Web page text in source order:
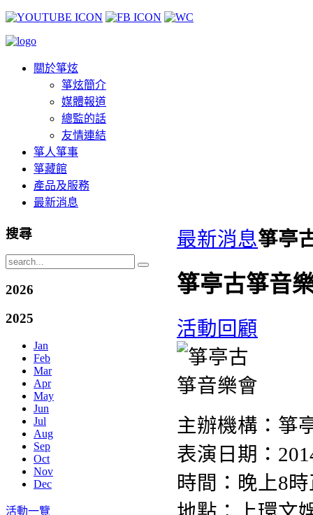
關於箏炫
箏炫簡介
媒體報道
總監的話
友情連結
箏人箏事
箏藏館
產品及服務
最新消息
最新消息箏亭
箏亭古箏音
活動回顧
主辦機構：箏
表演日期：
時間：晚上8
搜尋
2026
2025
Jan
Feb
Mar
Apr
May
Jun
Jul
Aug
Sep
Oct
Nov
Dec
活動一覽